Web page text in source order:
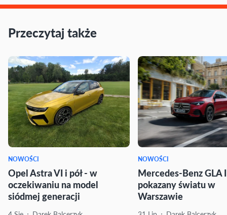
Przeczytaj także
NOWOŚCI
Opel Astra VI i pół - w
oczekiwaniu na model
siódmej generacji
NOWOŚCI
Mercedes-Benz GLA
pokazany światu w
Warszawie